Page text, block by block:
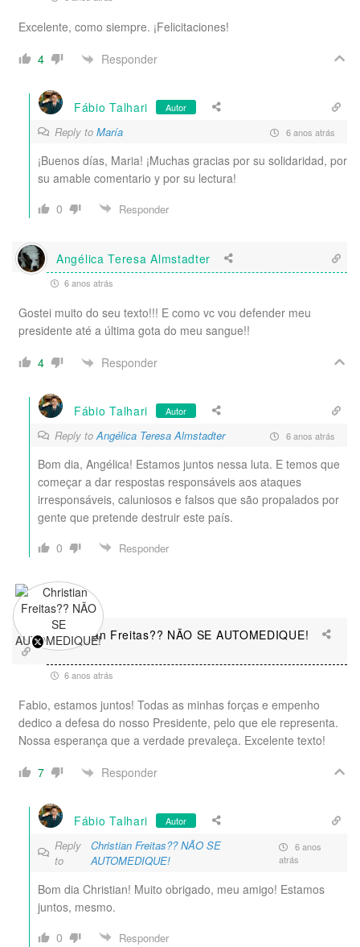
Excelente, como siempre. ¡Felicitaciones!
4
Responder
Fábio Talhari Autor
Reply to María 6 anos atrás
¡Buenos días, Maria! ¡Muchas gracias por su solidaridad, por
su amable comentario y por su lectura!
0
Responder
Angélica Teresa Almstadter
6 anos atrás
Gostei muito do seu texto!!! E como vc vou defender meu
presidente até a última gota do meu sangue!!
4
Responder
Fábio Talhari Autor
Reply toAngélica Teresa Almstadter 6 anos atrás
Bom dia, Angélica! Estamos juntos nessa luta. E temos que
começar a dar respostas responsáveis aos ataques
irresponsáveis, caluniosos e falsos que são propalados por
gente que pretende destruir este país.
0
Responder
Christian Freitas?? NÃO SE AUTOMEDIQUE!
6 anos atrás
Fabio, estamos juntos! Todas as minhas forças e empenho
dedico a defesa do nosso Presidente, pelo que ele representa.
Nossa esperança que a verdade prevaleça. Excelente texto!
7
Responder
Fábio Talhari Autor
Reply
to
Christian Freitas?? NÃO SE
AUTOMEDIQUE!
6 anos
atrás
Bom dia Christian! Muito obrigado, meu amigo! Estamos
juntos, mesmo.
0
Responder